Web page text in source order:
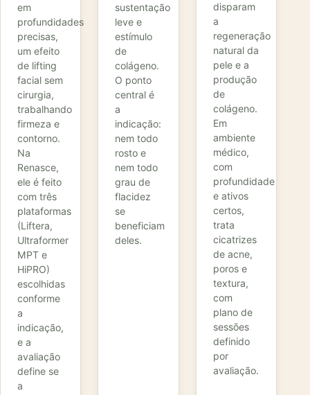
em
profundidades
precisas,
um efeito
de lifting
facial sem
cirurgia,
trabalhando
firmeza e
contorno.
Na
Renasce,
ele é feito
com três
plataformas
(Liftera,
Ultraformer
MPT e
HiPRO)
escolhidas
conforme
a
indicação,
e a
avaliação
define se
a
sustentação
leve e
estímulo
de
colágeno.
O ponto
central é
a
indicação:
nem todo
rosto e
nem todo
grau de
flacidez
se
beneficiam
deles.
disparam
a
regeneração
natural da
pele e a
produção
de
colágeno.
Em
ambiente
médico,
com
profundidade
e ativos
certos,
trata
cicatrizes
de acne,
poros e
textura,
com
plano de
sessões
definido
por
avaliação.